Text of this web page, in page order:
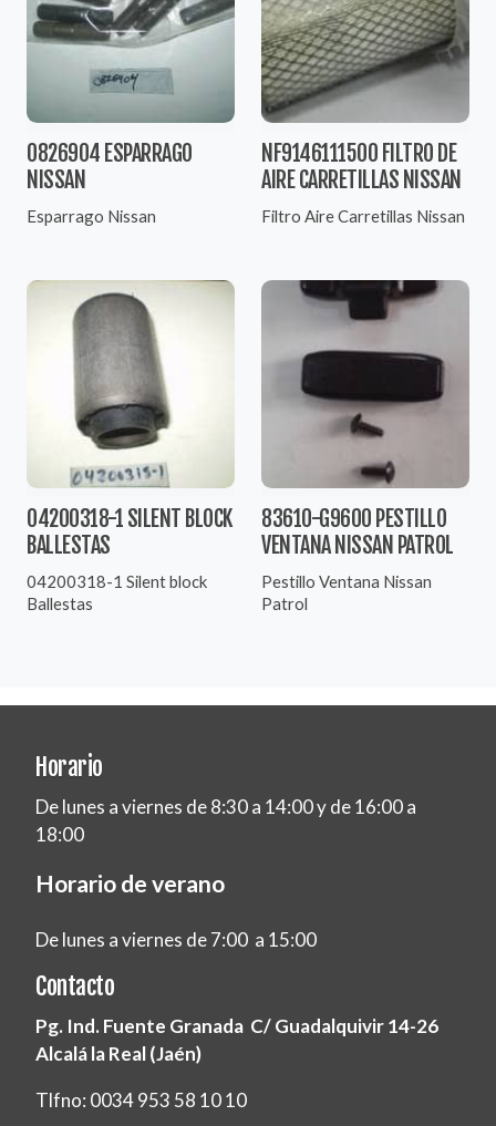
0826904 ESPARRAGO
NISSAN
Esparrago Nissan
NF9146111500 FILTRO DE
AIRE CARRETILLAS NISSAN
Filtro Aire Carretillas Nissan
04200318-1 SILENT BLOCK
BALLESTAS
04200318-1 Silent block
Ballestas
83610-G9600 PESTILLO
VENTANA NISSAN PATROL
Pestillo Ventana Nissan
Patrol
Horario
De lunes a viernes de 8:30 a 14:00 y de 16:00 a
18:00
Horario de verano
De lunes a viernes de 7:00 a 15:00
Contacto
Pg. Ind. Fuente Granada C/ Guadalquivir 14-26
Alcalá la Real (Jaén)
Tlfno: 0034 953 58 10 10